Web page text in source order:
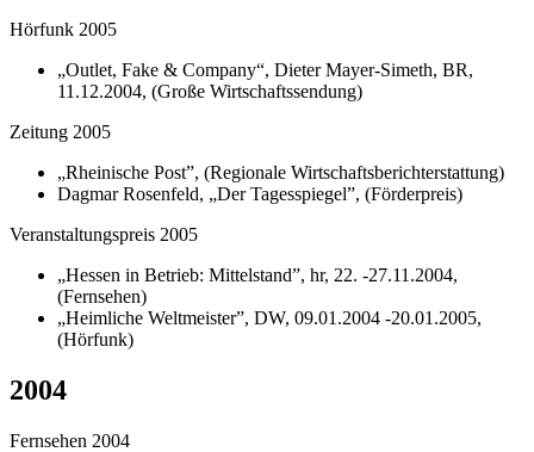
Hörfunk 2005
„Outlet, Fake & Company“, Dieter Mayer-Simeth, BR,
11.12.2004, (Große Wirtschaftssendung)
Zeitung 2005
„Rheinische Post”, (Regionale Wirtschaftsberichterstattung)
Dagmar Rosenfeld, „Der Tagesspiegel”, (Förderpreis)
Veranstaltungspreis 2005
„Hessen in Betrieb: Mittelstand”, hr, 22. -27.11.2004,
(Fernsehen)
„Heimliche Weltmeister”, DW, 09.01.2004 -20.01.2005,
(Hörfunk)
2004
Fernsehen 2004